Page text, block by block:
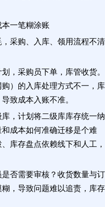
一笔糊涂账
采购、入库、领用流程不清
，采购员下单，库管收货。
）的入库处理方式不一，库
致成本入账不准。
，计划将二级库库存统一纳
成本如何准确迁移是个难
库存盘点依赖线下和人工，
否需要审核？收货数量与订
，导致问题难以追责，库存